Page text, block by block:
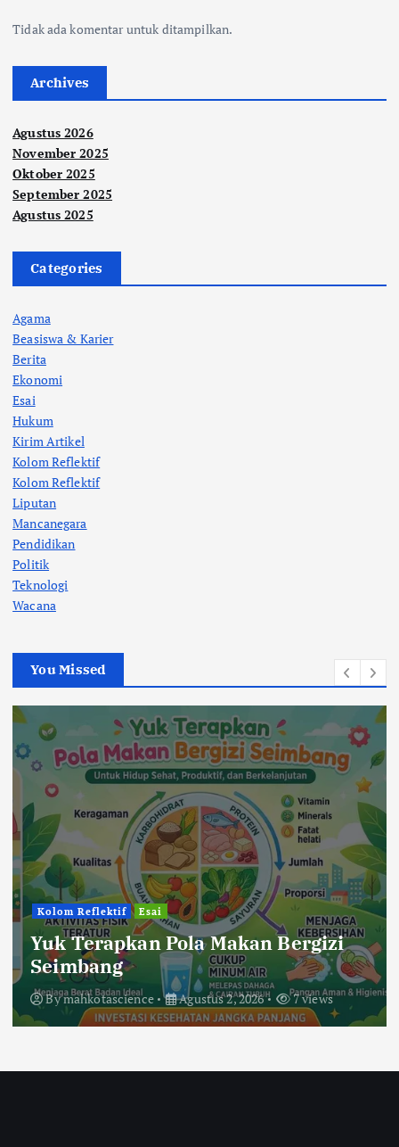
s
Tidak ada komentar untuk ditampilkan.
Archives
Agustus 2026
November 2025
Oktober 2025
September 2025
Agustus 2025
Categories
Agama
Beasiswa & Karier
Berita
Ekonomi
Esai
Hukum
Kirim Artikel
Kolom Reflektif
Kolom Reflektif
Liputan
Mancanegara
Pendidikan
Politik
Teknologi
Wacana
You Missed
Berita Pendidikan
Bercanda Kok Bikin Sedih?
Kelompok KKP 194 UIN Mataram di
Desa Sigar Penjalin Menggaungkan
Suara Anti-Bullying dari SDN 5
Sigar Penjalin
Bymahkotascience Agustus 2, 2026 24 views